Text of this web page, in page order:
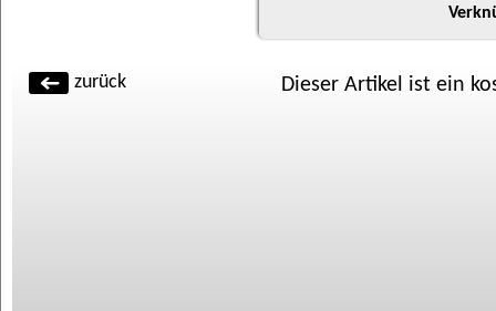
zurück Dieser Artikel ist ein